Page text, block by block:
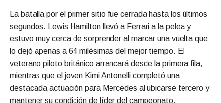
La batalla por el primer sitio fue cerrada hasta los últimos
segundos. Lewis Hamilton llevó a Ferrari a la pelea y
estuvo muy cerca de sorprender al marcar una vuelta que
lo dejó apenas a 64 milésimas del mejor tiempo. El
veterano piloto británico arrancará desde la primera fila,
mientras que el joven Kimi Antonelli completó una
destacada actuación para Mercedes al ubicarse tercero y
mantener su condición de líder del campeonato.